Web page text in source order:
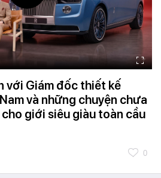
với Giám đốc thiết kế
và những chuyện chưa
cho giới siêu giàu toàn cầu
0